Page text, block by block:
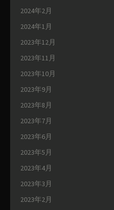
2024年2月
2024年1月
2023年12月
2023年11月
2023年10月
2023年9月
2023年8月
2023年7月
2023年6月
2023年5月
2023年4月
2023年3月
2023年2月